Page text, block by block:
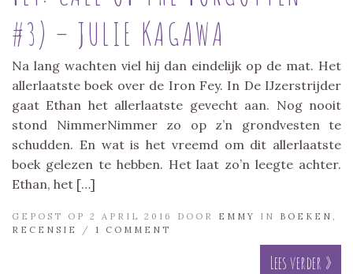
#3) – JULIE KAGAWA
Na lang wachten viel hij dan eindelijk op de mat. Het
allerlaatste boek over de Iron Fey. In De IJzerstrijder
gaat Ethan het allerlaatste gevecht aan. Nog nooit
stond NimmerNimmer zo op z’n grondvesten te
schudden. En wat is het vreemd om dit allerlaatste
boek gelezen te hebben. Het laat zo’n leegte achter.
Ethan, het […]
GEPOST OP 2 APRIL 2016 DOOR EMMY IN BOEKEN
RECENSIE
/ 1 COMMENT
Lees verder »